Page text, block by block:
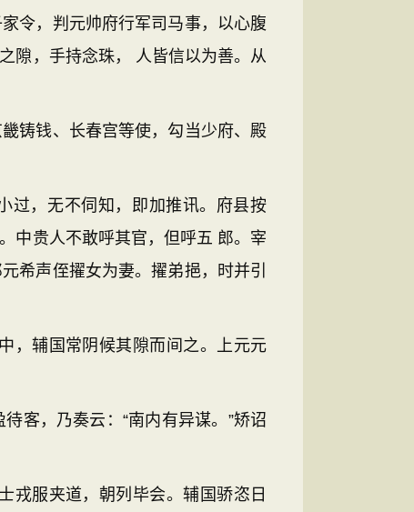
令，判元帅府行军司马事，以心腹
隙，手持念珠， 人皆信以为善。从
铸钱、长春宫等使，勾当少府、殿
，无不伺知，即加推讯。府县按
中贵人不敢呼其官，但呼五 郎。宰
希声侄擢女为妻。擢弟挹，时并引
辅国常阴候其隙而间之。上元元
客，乃奏云：“南内有异谋。”矫诏
服夹道，朝列毕会。辅国骄恣日